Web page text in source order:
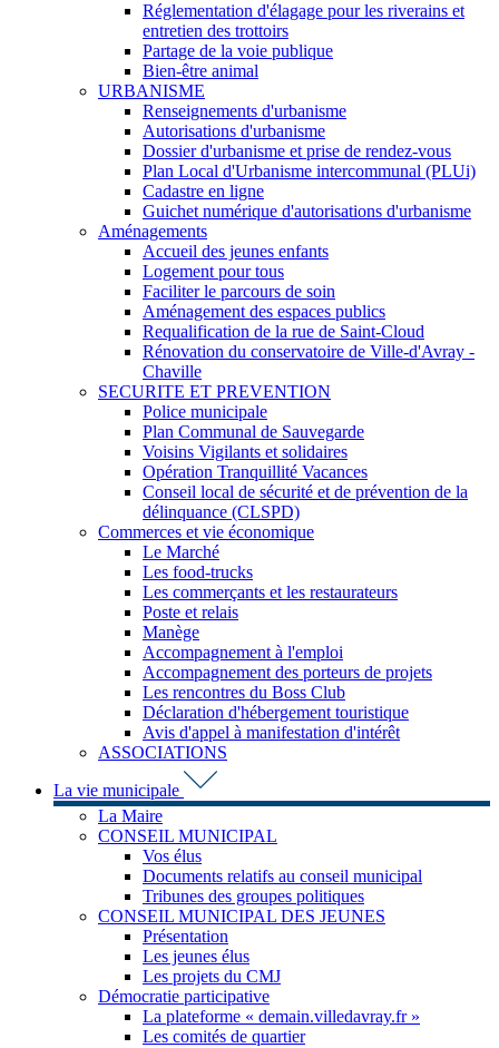
Réglementation d'élagage pour les riverains et
entretien des trottoirs
Partage de la voie publique
Bien-être animal
URBANISME
Renseignements d'urbanisme
Autorisations d'urbanisme
Dossier d'urbanisme et prise de rendez-vous
Plan Local d'Urbanisme intercommunal (PLUi)
Cadastre en ligne
Guichet numérique d'autorisations d'urbanisme
Aménagements
Accueil des jeunes enfants
Logement pour tous
Faciliter le parcours de soin
Aménagement des espaces publics
Requalification de la rue de Saint-Cloud
Rénovation du conservatoire de Ville-d'Avray -
Chaville
SECURITE ET PREVENTION
Police municipale
Plan Communal de Sauvegarde
Voisins Vigilants et solidaires
Opération Tranquillité Vacances
Conseil local de sécurité et de prévention de la
délinquance (CLSPD)
Commerces et vie économique
Le Marché
Les food-trucks
Les commerçants et les restaurateurs
Poste et relais
Manège
Accompagnement à l'emploi
Accompagnement des porteurs de projets
Les rencontres du Boss Club
Déclaration d'hébergement touristique
Avis d'appel à manifestation d'intérêt
ASSOCIATIONS
La vie municipale
La Maire
CONSEIL MUNICIPAL
Vos élus
Documents relatifs au conseil municipal
Tribunes des groupes politiques
CONSEIL MUNICIPAL DES JEUNES
Présentation
Les jeunes élus
Les projets du CMJ
Démocratie participative
La plateforme « demain.villedavray.fr »
Les comités de quartier